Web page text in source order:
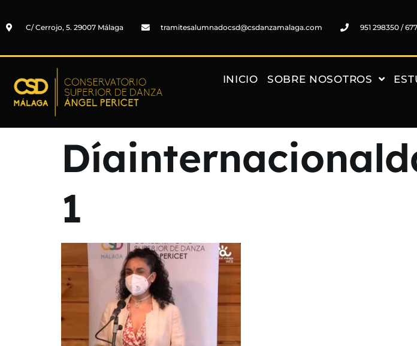
C/ Cerrojo, 5. 29007 Málaga tramitesalumnadocsd@csdanzamalaga.com 951 298350 /
INICIO SOBRE NOSOTROS
1